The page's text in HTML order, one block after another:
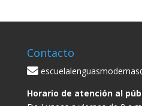
Contacto
Horario de atención al